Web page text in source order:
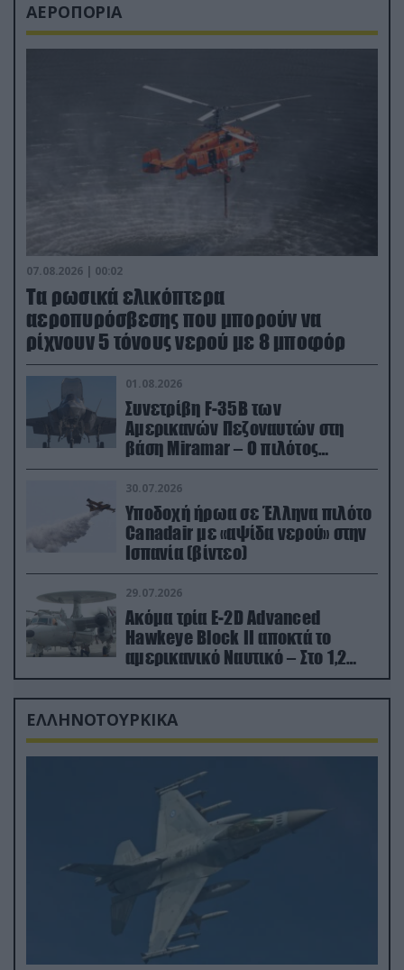
ΑΕΡΟΠΟΡΙΑ
07.08.2026 | 00:02
Τα ρωσικά ελικόπτερα
αεροπυρόσβεσης που μπορούν να
ρίχνουν 5 τόνους νερού με 8 μποφόρ
01.08.2026
Συνετρίβη F-35B των
Αμερικανών Πεζοναυτών στη
βάση Miramar – Ο πιλότος
εκτινάχθηκε εγκαίρως
30.07.2026
Υποδοχή ήρωα σε Έλληνα πιλότο
Canadair με «αψίδα νερού» στην
Ισπανία (βίντεο)
29.07.2026
Ακόμα τρία E-2D Advanced
Hawkeye Block II αποκτά το
αμερικανικό Ναυτικό – Στο 1,2
δισ.δολάρια το κόστος
ΕΛΛΗΝΟΤΟΥΡΚΙΚΑ